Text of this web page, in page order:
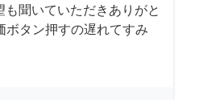
も聞いていただきありがと
ボタン押すの遅れてすみ